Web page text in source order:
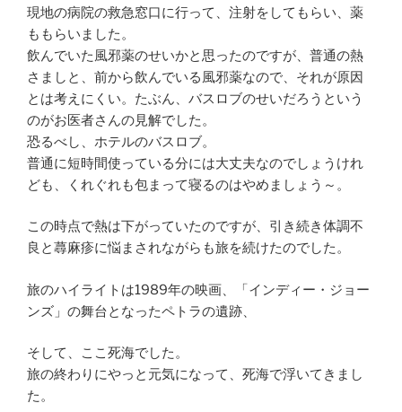
現地の病院の救急窓口に行って、注射をしてもらい、薬
ももらいました。
飲んでいた風邪薬のせいかと思ったのですが、普通の熱
さましと、前から飲んでいる風邪薬なので、それが原因
とは考えにくい。たぶん、バスロブのせいだろうという
のがお医者さんの見解でした。
恐るべし、ホテルのバスロブ。
普通に短時間使っている分には大丈夫なのでしょうけれ
ども、くれぐれも包まって寝るのはやめましょう～。
この時点で熱は下がっていたのですが、引き続き体調不
良と蕁麻疹に悩まされながらも旅を続けたのでした。
旅のハイライトは1989年の映画、「インディー・ジョー
ンズ」の舞台となったペトラの遺跡、
そして、ここ死海でした。
旅の終わりにやっと元気になって、死海で浮いてきまし
た。